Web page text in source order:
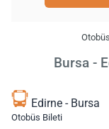
Bursa -
Edirne - Bursa
Otobüs Bileti